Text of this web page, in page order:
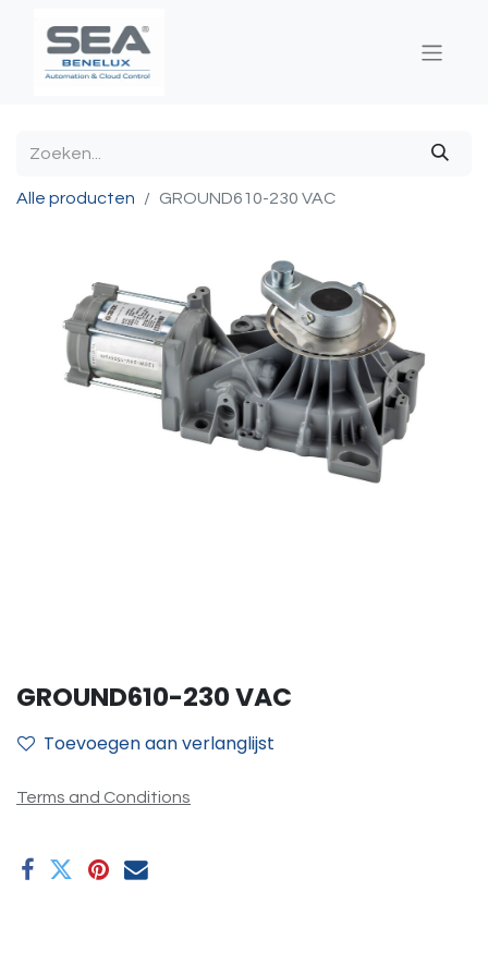
Alle producten GROUND610-230 VAC
GROUND610-230 VAC
Toevoegen aan verlanglijst
Terms and Conditions